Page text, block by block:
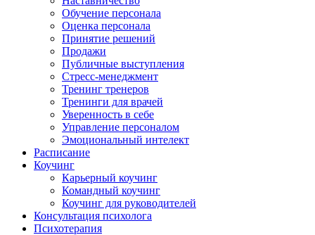
Обучение персонала
Оценка персонала
Принятие решений
Продажи
Публичные выступления
Стресс-менеджмент
Тренинг тренеров
Тренинги для врачей
Уверенность в себе
Управление персоналом
Эмоциональный интелект
Расписание
Коучинг
Карьерный коучинг
Командный коучинг
Коучинг для руководителей
Консультация психолога
Психотерапия